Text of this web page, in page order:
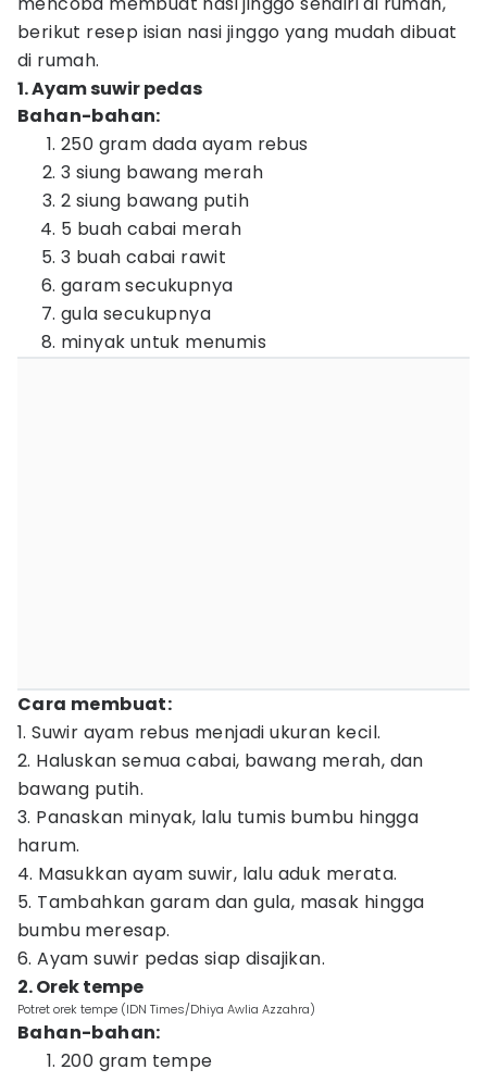
berikut resep isian nasi jinggo yang mudah dibuat
di rumah.
1. Ayam suwir pedas
Bahan-bahan:
250 gram dada ayam rebus
3 siung bawang merah
2 siung bawang putih
5 buah cabai merah
3 buah cabai rawit
garam secukupnya
gula secukupnya
minyak untuk menumis
Cara membuat:
1. Suwir ayam rebus menjadi ukuran kecil.
2. Haluskan semua cabai, bawang merah, dan
bawang putih.
3. Panaskan minyak, lalu tumis bumbu hingga
harum.
4. Masukkan ayam suwir, lalu aduk merata.
5. Tambahkan garam dan gula, masak hingga
bumbu meresap.
6. Ayam suwir pedas siap disajikan.
2. Orek tempe
Potret orek tempe (IDN Times/Dhiya Awlia Azzahra)
Bahan-bahan:
200 gram tempe